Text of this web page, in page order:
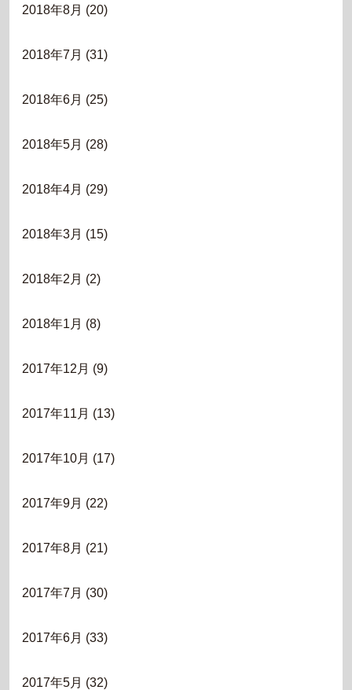
2018年8月 (20)
2018年7月 (31)
2018年6月 (25)
2018年5月 (28)
2018年4月 (29)
2018年3月 (15)
2018年2月 (2)
2018年1月 (8)
2017年12月 (9)
2017年11月 (13)
2017年10月 (17)
2017年9月 (22)
2017年8月 (21)
2017年7月 (30)
2017年6月 (33)
2017年5月 (32)